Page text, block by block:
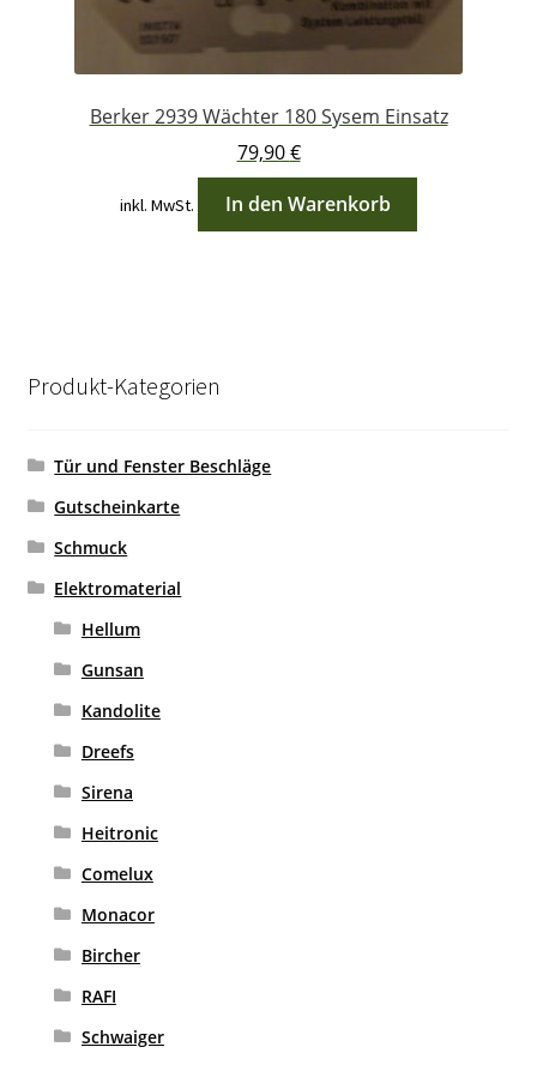
Berker 2939 Wächter 180 Sysem Einsatz
79,90€
inkl. MwSt. In den Warenkorb
Produkt-Kategorien
Tür und Fenster Beschläge
Gutscheinkarte
Schmuck
Elektromaterial
Hellum
Gunsan
Kandolite
Dreefs
Sirena
Heitronic
Comelux
Monacor
Bircher
RAFI
Schwaiger